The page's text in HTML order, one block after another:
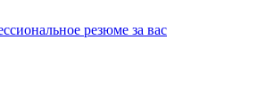
резюме за вас